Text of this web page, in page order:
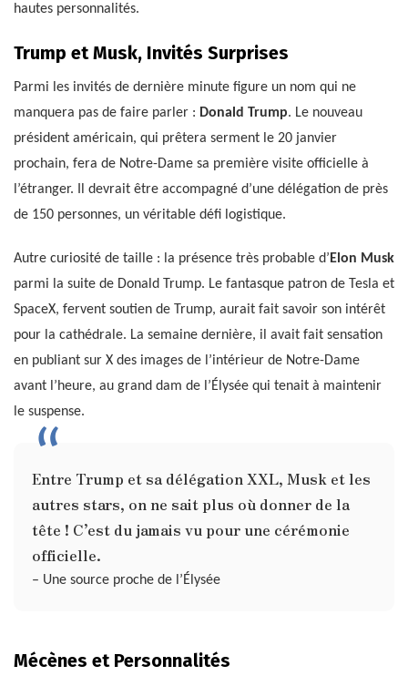
hautes personnalités.
Trump et Musk, Invités Surprises
Parmi les invités de dernière minute figure un nom qui ne
manquera pas de faire parler : Donald Trump. Le nouveau
président américain, qui prêtera serment le 20 janvier
prochain, fera de Notre-Dame sa première visite officielle à
l’étranger. Il devrait être accompagné d’une délégation de près
de 150 personnes, un véritable défi logistique.
Autre curiosité de taille : la présence très probable d’ Elon Musk
parmi la suite de Donald Trump. Le fantasque patron de Tesla et
SpaceX, fervent soutien de Trump, aurait fait savoir son intérêt
pour la cathédrale. La semaine dernière, il avait fait sensation
en publiant sur X des images de l’intérieur de Notre-Dame
avant l’heure, au grand dam de l’Élysée qui tenait à maintenir
le suspense.
Entre Trump et sa délégation XXL, Musk et les
autres stars, on ne sait plus où donner de la
tête ! C’est du jamais vu pour une cérémonie
officielle.
– Une source proche de l’Élysée
Mécènes et Personnalités